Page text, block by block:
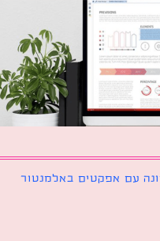
באלמנטור